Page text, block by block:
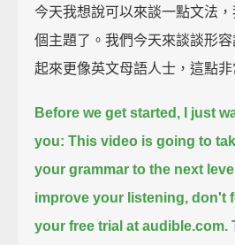
今天我想說可以來談一點文法
個主題了。我們今天來談談形
起來更像英文母語人士，這點非
Before we get started, I just
you: This video is going to
your grammar to the next
improve your listening, don't
your free trial at audible.com.